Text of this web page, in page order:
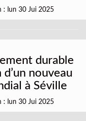
: lun 30 Jui 2025
durable
nouveau
à Séville
: lun 30 Jui 2025